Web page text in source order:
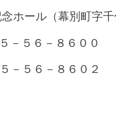
ホール（幕別町字千
－５６－８６００
－５６－８６０２